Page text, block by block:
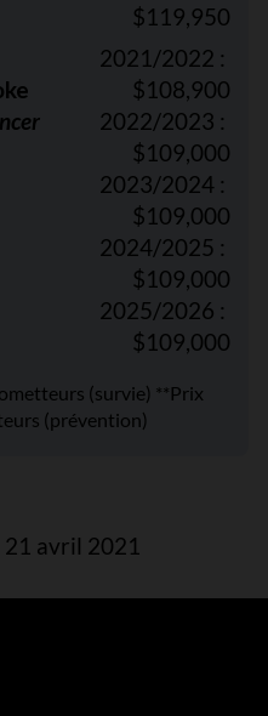
$119,950
2021/2022 :
$108,900
2022/2023 :
$109,000
2023/2024 :
$109,000
2024/2025 :
$109,000
2025/2026 :
$109,000
(survie) **Prix
(prévention)
avril 2021